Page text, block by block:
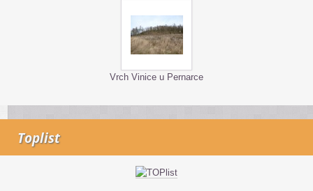
Vrch Vinice u Pernarce
Toplist